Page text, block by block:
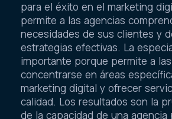
para el éxito en el marketing
permite a las agencias
necesidades de sus clientes y
estrategias efectivas. La
importante porque permite a
concentrarse en áreas
marketing digital y ofrecer
calidad. Los resultados son la
de la capacidad de una agencia